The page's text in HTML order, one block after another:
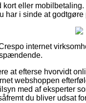
eller
har i sinde at
internet
at efterse hvorvidt
webshoppen
med af eksperter
du bliver udsat